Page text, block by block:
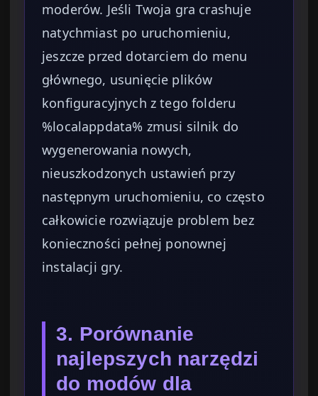
moderów. Jeśli Twoja gra crashuje
natychmiast po uruchomieniu,
jeszcze przed dotarciem do menu
głównego, usunięcie plików
konfiguracyjnych z tego folderu
%localappdata% zmusi silnik do
wygenerowania nowych,
nieuszkodzonych ustawień przy
następnym uruchomieniu, co często
całkowicie rozwiązuje problem bez
konieczności pełnej ponownej
instalacji gry.
3. Porównanie
najlepszych narzędzi
do modów dla